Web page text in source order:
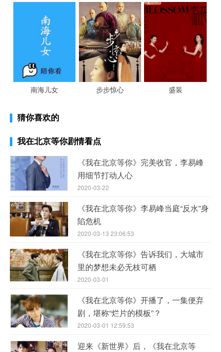
南海儿女 步步惊心 盛装
猜你喜欢的
我在北京等你剧情看点
《我在北京等你》完美收官，李易峰
用细节打动人心
2020-03-22
《我在北京等你》李易峰当庭“反水”身
陷危机
2020-03-13 23:06:53
《我在北京等你》告诉我们，大城市
里的梦想未必无枝可栖
2020-03-01
《我在北京等你》开播了，一集便弃
剧，堪称“烂片的模板”？
2020-03-01 12:59:53
迎来《新世界》后，《我在北京等